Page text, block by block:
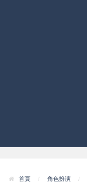
首頁 / 角色扮演 /